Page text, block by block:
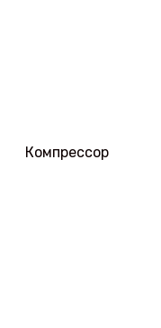
Компрессор